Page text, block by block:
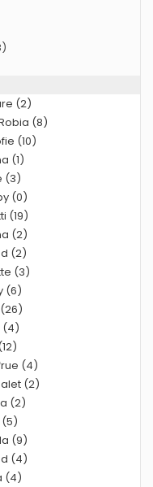
(2)
(8)
(10)
(1)
(3)
(0)
(19)
(2)
(2)
(3)
(6)
(4)
(4)
(2)
(2)
(5)
(9)
(4)
(4)